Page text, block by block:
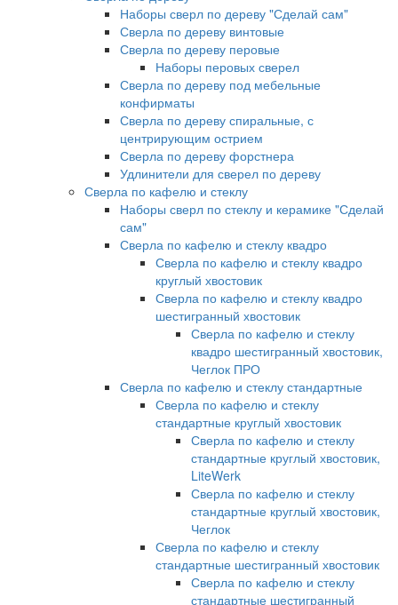
Наборы сверл по дереву "Сделай сам"
Сверла по дереву винтовые
Сверла по дереву перовые
Наборы перовых сверел
Сверла по дереву под мебельные
конфирматы
Сверла по дереву спиральные, с
центрирующим острием
Сверла по дереву форстнера
Удлинители для сверел по дереву
Сверла по кафелю и стеклу
Наборы сверл по стеклу и керамике "Сделай
сам"
Сверла по кафелю и стеклу квадро
Сверла по кафелю и стеклу квадро
круглый хвостовик
Сверла по кафелю и стеклу квадро
шестигранный хвостовик
Сверла по кафелю и стеклу
квадро шестигранный хвостовик,
Чеглок ПРО
Сверла по кафелю и стеклу стандартные
Сверла по кафелю и стеклу
стандартные круглый хвостовик
Сверла по кафелю и стеклу
стандартные круглый хвостовик,
LiteWerk
Сверла по кафелю и стеклу
стандартные круглый хвостовик,
Чеглок
Сверла по кафелю и стеклу
стандартные шестигранный хвостовик
Сверла по кафелю и стеклу
стандартные шестигранный